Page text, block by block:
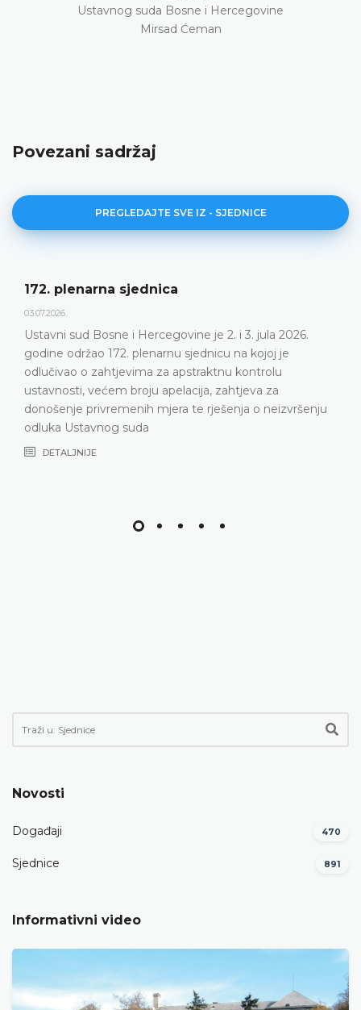
Ustavnog suda Bosne i Hercegovine
Mirsad Ćeman
Povezani sadržaj
PREGLEDAJTE SVE IZ - SJEDNICE
172. plenarna sjednica
03.07.2026.
Ustavni sud Bosne i Hercegovine je 2. i 3. jula 2026.
godine održao 172. plenarnu sjednicu na kojoj je
odlučivao o zahtjevima za apstraktnu kontrolu
ustavnosti, većem broju apelacija, zahtjeva za
donošenje privremenih mjera te rješenja o neizvršenju
odluka Ustavnog suda
DETALJNIJE
Novosti
Događaji 470
Sjednice 891
Informativni video